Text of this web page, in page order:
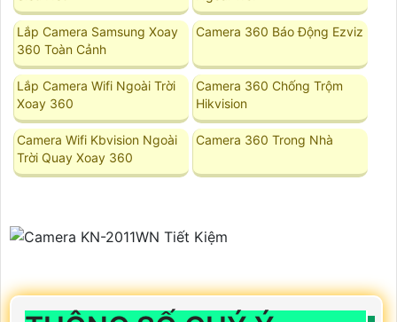
Lắp Camera Samsung Xoay
360 Toàn Cảnh
Camera 360 Báo Động Ezviz
Lắp Camera Wifi Ngoài Trời
Xoay 360
Camera 360 Chống Trộm
Hikvision
Camera Wifi Kbvision Ngoài
Trời Quay Xoay 360
Camera 360 Trong Nhà